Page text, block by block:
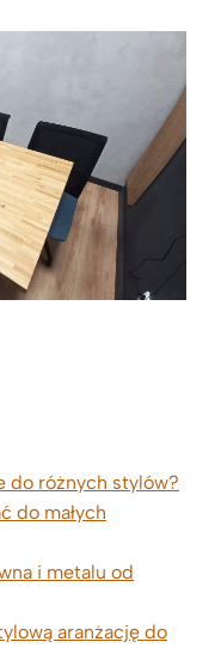
do różnych stylów?
do małych
i metalu od
aranżację do